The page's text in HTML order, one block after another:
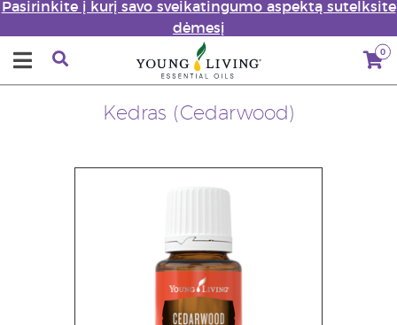
Pasirinkite į kurį savo sveikatingumo aspektą sutelksite
dėmesį
0
Kedras (Cedarwood)